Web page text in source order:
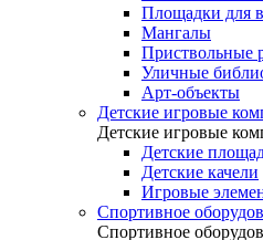
Площадки для
Мангалы
Приствольные
Уличные
Арт-объекты
Детские игровые
Детские игровые
Детские
Детские качели
Игровые
Спортивное
Спортивное